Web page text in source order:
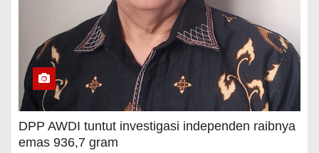
DPP AWDI tuntut investigasi independen raibnya
emas 936,7 gram